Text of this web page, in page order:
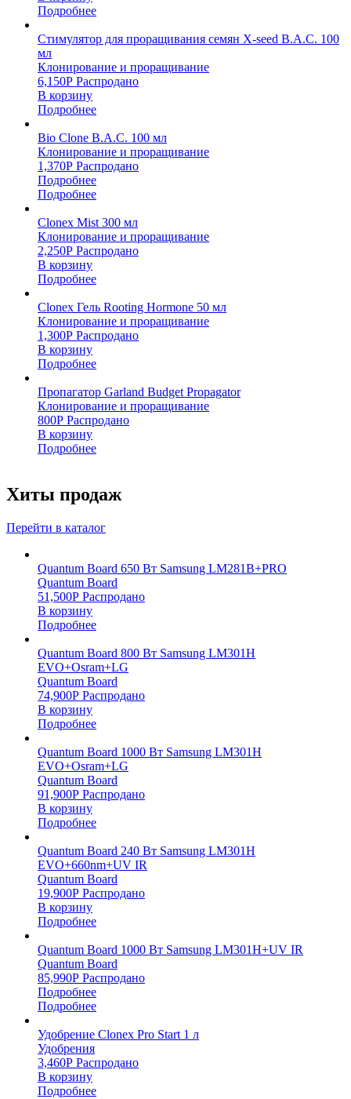
Подробнее
Стимулятор для проращивания семян X-seed B.A.C. 100
мл
Клонирование и проращивание
6,150Р Распродано
В корзину
Подробнее
Bio Clone B.A.C. 100 мл
Клонирование и проращивание
1,370Р Распродано
Подробнее
Подробнее
Clonex Mist 300 мл
Клонирование и проращивание
2,250Р Распродано
В корзину
Подробнее
Clonex Гель Rooting Hormone 50 мл
Клонирование и проращивание
1,300Р Распродано
В корзину
Подробнее
Пропагатор Garland Budget Propagator
Клонирование и проращивание
800Р Распродано
В корзину
Подробнее
Хиты продаж
Перейти в каталог
Quantum Board 650 Вт Samsung LM281B+PRO
Quantum Board
51,500Р Распродано
В корзину
Подробнее
Quantum Board 800 Вт Samsung LM301H
EVO+Osram+LG
Quantum Board
74,900Р Распродано
В корзину
Подробнее
Quantum Board 1000 Вт Samsung LM301H
EVO+Osram+LG
Quantum Board
91,900Р Распродано
В корзину
Подробнее
Quantum Board 240 Вт Samsung LM301H
EVO+660nm+UV IR
Quantum Board
19,900Р Распродано
В корзину
Подробнее
Quantum Board 1000 Вт Samsung LM301H+UV IR
Quantum Board
85,990Р Распродано
Подробнее
Подробнее
Удобрение Clonex Pro Start 1 л
Удобрения
3,460Р Распродано
В корзину
Подробнее